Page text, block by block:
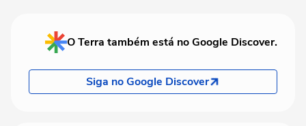
O Terra também está no Google Discover.
Siga no Google Discover